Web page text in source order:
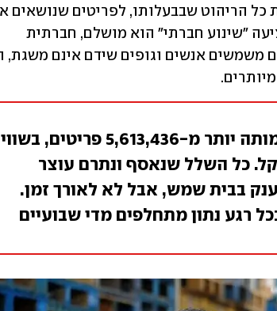
עד כתיבת שורות אלה הצילה העמותה יותר מ-5,613,436 פריטים, בשווי
של יותר מ-128,050,000 שקל. כל השלל שנאסף ונתרם עוצר
בבית שמש, אבל לא לאורך זמן.
רגע נתון מתחלפים מדי שבועיים